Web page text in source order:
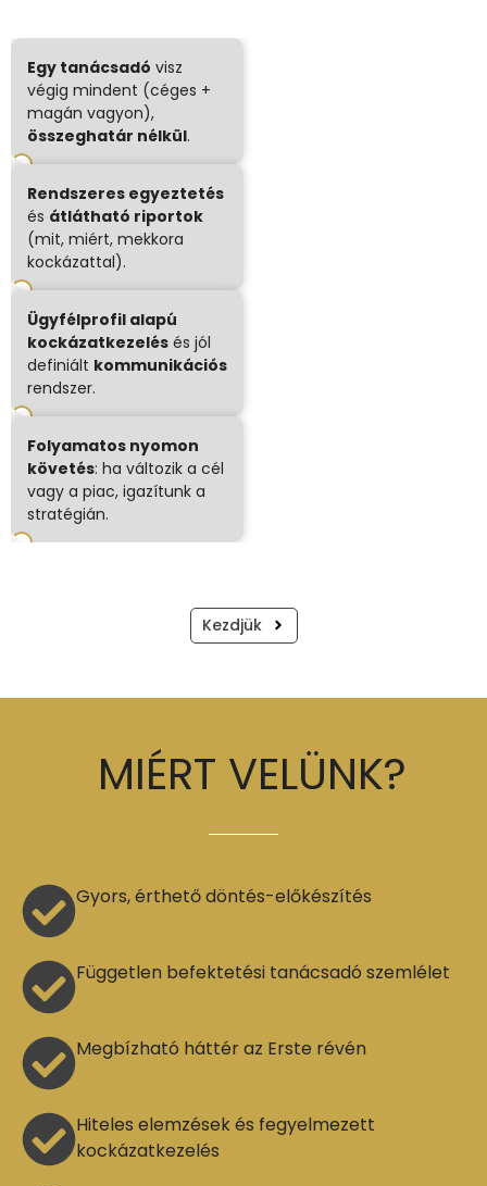
Egy tanácsadó visz
végig mindent (céges +
magán vagyon),
összeghatár nélkül.
Rendszeres egyeztetés
és átlátható riportok
(mit, miért, mekkora
kockázattal).
Ügyfélprofil alapú
kockázatkezelés és jól
definiált kommunikációs
rendszer.
Folyamatos nyomon
követés: ha változik a cél
vagy a piac, igazítunk a
stratégián.
Kezdjük
MIÉRT VELÜNK?
Gyors, érthető döntés-előkészítés
Független befektetési tanácsadó szemlélet
Megbízható háttér az Erste révén
Hiteles elemzések és fegyelmezett
kockázatkezelés